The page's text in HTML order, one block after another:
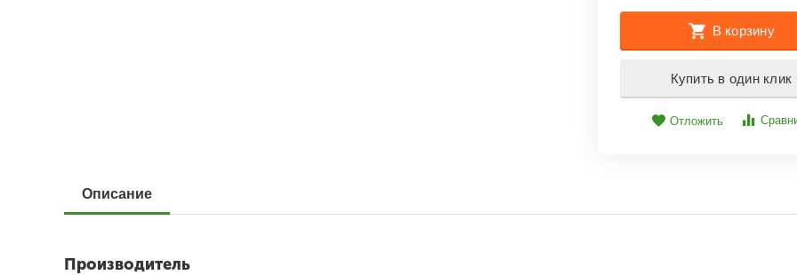
В корзину
Купить в один клик
Отложить
Описание
Производитель